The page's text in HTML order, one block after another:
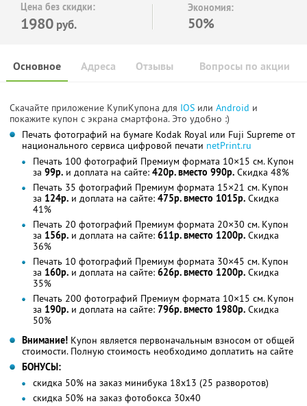
Цена без скидки:
1980 руб.
Экономия:
50%
Основное Отзывы Вопросы по акции
Адреса
Скачайте приложение КупиКупона для IOS или Android и
покажите купон с экрана смартфона. Это удобно :)
Печать фотографий на бумаге Kodak Royal или Fuji Supreme от
национального сервиса цифровой печати netPrint.ru
Печать 100 фотографий Премиум формата 10×15 см. Купон
за 99р. и доплата на сайте: 420р. вместо 990р. Скидка 48%
Печать 35 фотографий Премиум формата 15×21 см. Купон
за 124р. и доплата на сайте: 475р. вместо 1015р. Скидка
41%
Печать 20 фотографий Премиум формата 20×30 см. Купон
за 156р. и доплата на сайте: 611р. вместо 1200р. Скидка
36%
Печать 10 фотографий Премиум формата 30×45 см. Купон
за 160р. и доплата на сайте: 626р. вместо 1200р. Скидка
35%
Печать 200 фотографий Премиум формата 10×15 см. Купон
за 190р. и доплата на сайте: 796р. вместо 1980р. Скидка
50%
Внимание! Купон является первоначальным взносом от общей
стоимости. Полную стоимость необходимо доплатить на сайте
БОНУСЫ:
скидка 50% на заказ минибука 18х13 (25 разворотов)
скидка 50% на заказ фотобокса 30х40